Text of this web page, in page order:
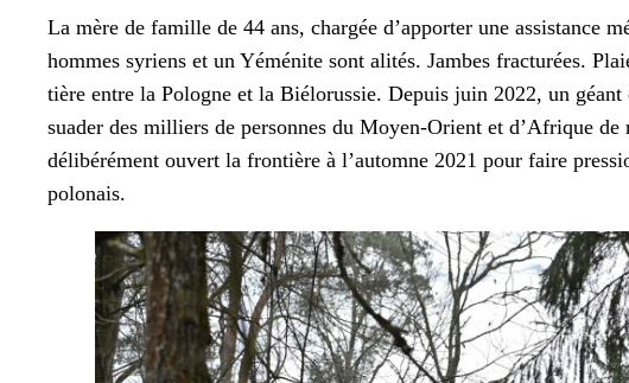
La mère de famille de 44 ans, chargée d’apporter une assis­tance
hommes syriens et un Yéménite sont alités. Jambes frac­turées.
tière entre la Pologne et la Biélorussie. Depuis juin 2022, un
suad­er des mil­liers de per­son­nes du Moyen-Ori­ent et d’Afrique
délibéré­ment ouvert la fron­tière à l’automne 2021 pour faire
polon­ais.